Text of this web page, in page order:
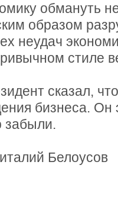
обмануть
образом
неудач
стиле
сказал,
бизнеса. Он
забыли.
Белоусов